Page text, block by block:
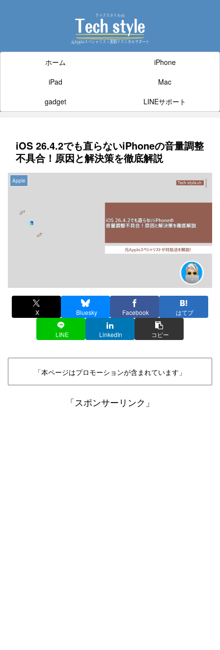
ホーム
iPhone
iPad
Mac
gadget
LINEサポート
iOS 26.4.2でも直らないiPhoneの音量調整
不具合！原因と解決策を徹底解説
Apple
X Bluesky Facebook はてブ
LINE LinkedIn コピー
「本ページはプロモーションが含まれています」
「スポンサーリンク」